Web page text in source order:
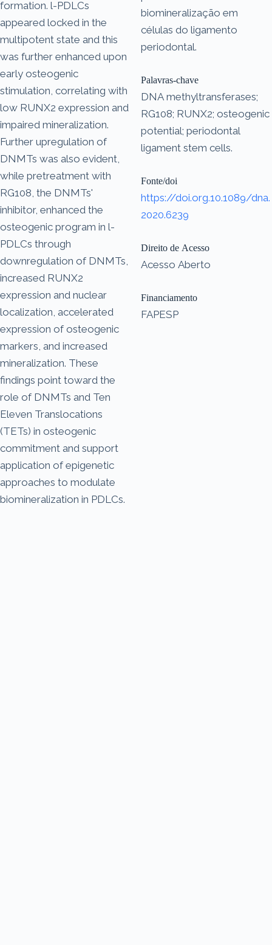
formation. l-PDLCs
appeared locked in the
multipotent state and this
was further enhanced upon
early osteogenic
stimulation, correlating with
low RUNX2 expression and
impaired mineralization.
Further upregulation of
DNMTs was also evident,
while pretreatment with
RG108, the DNMTs'
inhibitor, enhanced the
osteogenic program in l-
PDLCs through
downregulation of DNMTs,
increased RUNX2
expression and nuclear
localization, accelerated
expression of osteogenic
markers, and increased
mineralization. These
findings point toward the
role of DNMTs and Ten
Eleven Translocations
(TETs) in osteogenic
commitment and support
application of epigenetic
approaches to modulate
biomineralization in PDLCs.
biomineralização em
células do ligamento
periodontal.
Palavras-chave
DNA methyltransferases;
RG108; RUNX2; osteogenic
potential; periodontal
ligament stem cells.
Fonte/doi
https://doi.org.10.1089/dna.
2020.6239
Direito de Acesso
Acesso Aberto
Financiamento
FAPESP